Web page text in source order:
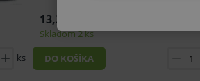
13,30 €
Skladom 2 ks
ks
DO KOŠÍKA